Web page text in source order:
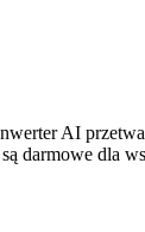
AI
darmowe dla